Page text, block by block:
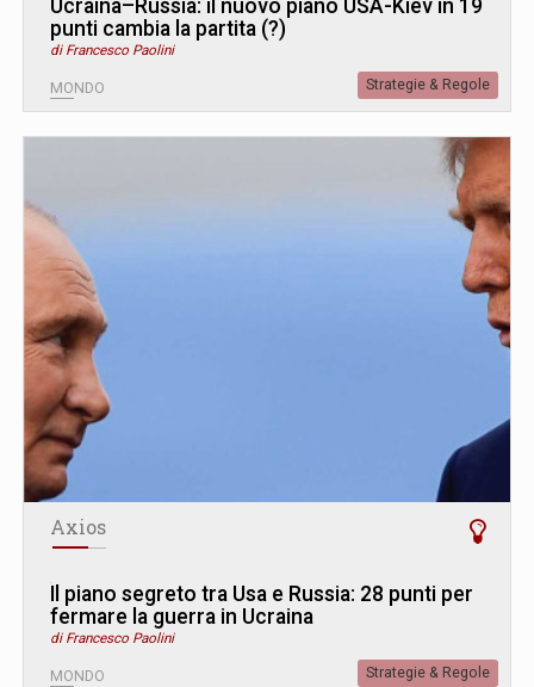
Ucraina–Russia: il nuovo piano USA-Kiev in 19
punti cambia la partita (?)
di Francesco Paolini
MONDO Strategie & Regole
Axios
Il piano segreto tra Usa e Russia: 28 punti per
fermare la guerra in Ucraina
di Francesco Paolini
MONDO Strategie & Regole